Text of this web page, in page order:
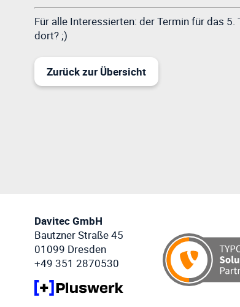
Für alle Interessierten: der Termin für das
dort? ;)
Zurück zur Übersicht
Davitec GmbH
Bautzner Straße 45
01099 Dresden
+49 351 2870530